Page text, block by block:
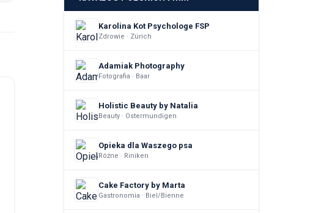
Karolina Kot Psychologe FSP
Zdrowie · Zürich
Adamiak Photography
Fotografia · Baar
Holistic Beauty by Natalia
Beauty · Ostermundigen
Opieka dla Waszego psa
Różne · Riniken
Cake Factory by Marta
Gastronomia · Biel/Bienne